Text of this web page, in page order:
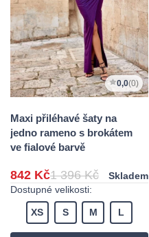
0,0(0)
Maxi přiléhavé šaty na
jedno rameno s brokátem
ve fialové barvě
842 Kč1 396 Kč
Skladem
Dostupné velikosti:
XS S M L